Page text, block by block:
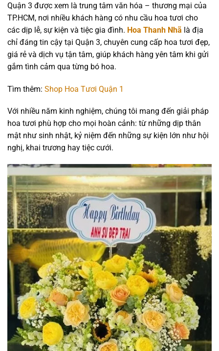
Quận 3 được xem là trung tâm văn hóa – thương mại của
TP.HCM, nơi nhiều khách hàng có nhu cầu hoa tươi cho
các dịp lễ, sự kiện và tiệc gia đình. Hoa Thanh Nhã là địa
chỉ đáng tin cậy tại Quận 3, chuyên cung cấp hoa tươi đẹp,
giá rẻ và dịch vụ tận tâm, giúp khách hàng yên tâm khi gửi
gắm tình cảm qua từng bó hoa.
Tìm thêm: Shop Hoa Tươi Quận 1
Với nhiều năm kinh nghiệm, chúng tôi mang đến giải pháp
hoa tươi phù hợp cho mọi hoàn cảnh: từ những dịp thân
mật như sinh nhật, kỷ niệm đến những sự kiện lớn như hội
nghị, khai trương hay tiệc cưới.